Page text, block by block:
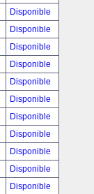
Disponible
Disponible
Disponible
Disponible
Disponible
Disponible
Disponible
Disponible
Disponible
Disponible
Disponible